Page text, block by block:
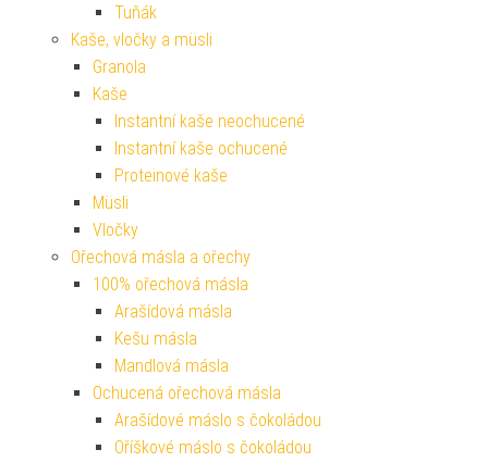
Tuňák
Kaše, vločky a müsli
Granola
Kaše
Instantní kaše neochucené
Instantní kaše ochucené
Proteinové kaše
Müsli
Vločky
Ořechová másla a ořechy
100% ořechová másla
Arašídová másla
Kešu másla
Mandlová másla
Ochucená ořechová másla
Arašídové máslo s čokoládou
Oříškové máslo s čokoládou